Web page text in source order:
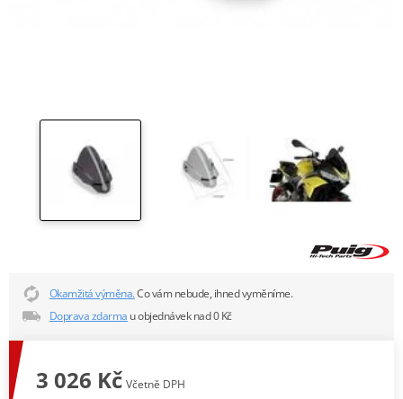
Okamžitá výměna.Co vám nebude, ihned vyměníme.
Doprava zdarma u objednávek nad 0 Kč
3 026 Kč Včetně DPH